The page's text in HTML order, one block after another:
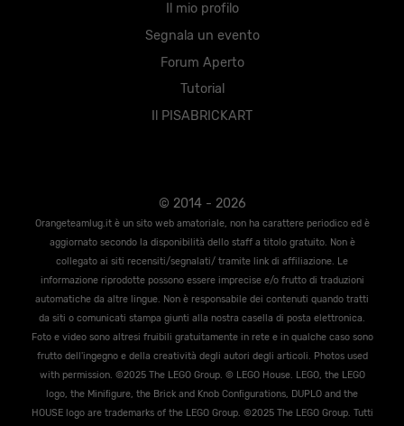
Il mio profilo
Segnala un evento
Forum Aperto
Tutorial
Il PISABRICKART
© 2014 - 2026
Orangeteamlug.it è un sito web amatoriale, non ha carattere periodico ed è
aggiornato secondo la disponibilità dello staff a titolo gratuito. Non è
collegato ai siti recensiti/segnalati/ tramite link di affiliazione. Le
informazione riprodotte possono essere imprecise e/o frutto di traduzioni
automatiche da altre lingue. Non è responsabile dei contenuti quando tratti
da siti o comunicati stampa giunti alla nostra casella di posta elettronica.
Foto e video sono altresi fruibili gratuitamente in rete e in qualche caso sono
frutto dell'ingegno e della creatività degli autori degli articoli. Photos used
with permission. ©2025 The LEGO Group. © LEGO House. LEGO, the LEGO
logo, the Miniﬁgure, the Brick and Knob Conﬁgurations, DUPLO and the
HOUSE logo are trademarks of the LEGO Group. ©2025 The LEGO Group. Tutti